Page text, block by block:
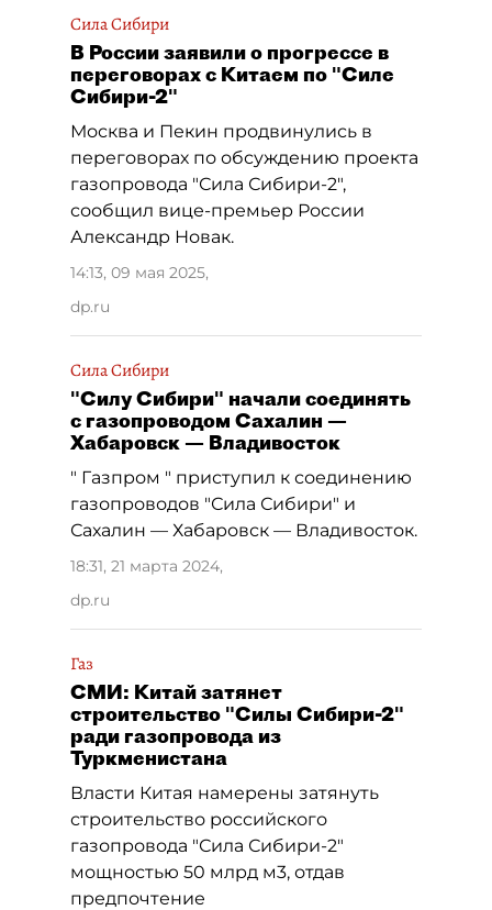
Сила Сибири
В России заявили о прогрессе в
переговорах с Китаем по "Силе
Сибири-2"
Москва и Пекин продвинулись в
переговорах по обсуждению проекта
газопровода "Сила Сибири-2",
сообщил вице-премьер России
Александр Новак.
14:13, 09 мая 2025,
dp.ru
Сила Сибири
"Силу Сибири" начали соединять
с газопроводом Сахалин —
Хабаровск — Владивосток
" Газпром " приступил к соединению
газопроводов "Сила Сибири" и
Сахалин — Хабаровск — Владивосток.
18:31, 21 марта 2024,
dp.ru
Газ
СМИ: Китай затянет
строительство "Силы Сибири-2"
ради газопровода из
Туркменистана
Власти Китая намерены затянуть
строительство российского
газопровода "Сила Сибири-2"
мощностью 50 млрд м3, отдав
предпочтение